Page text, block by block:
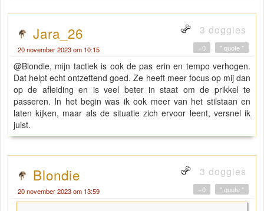
Jara_26 3 doggies
20 november 2023 om 10:15 " quote "
+0
@Blondie, mijn tactiek is ook de pas erin en tempo verhogen.
Dat helpt echt ontzettend goed. Ze heeft meer focus op mij dan
op de afleiding en is veel beter in staat om de prikkel te
passeren. In het begin was ik ook meer van het stilstaan en
laten kijken, maar als de situatie zich ervoor leent, versnel ik
juist.
Blondie 3 doggies
20 november 2023 om 13:59 " quote "
+0